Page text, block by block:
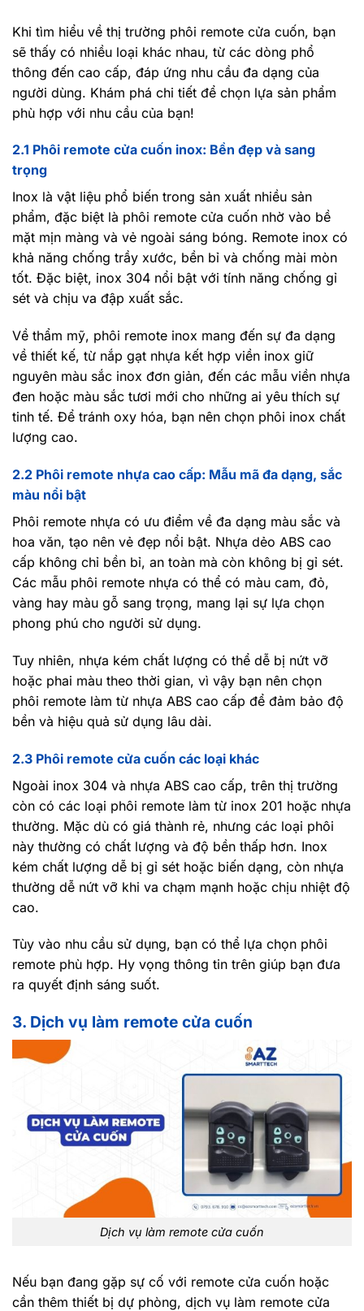
Khi tìm hiểu về thị trường phôi remote cửa cuốn, bạn
sẽ thấy có nhiều loại khác nhau, từ các dòng phổ
thông đến cao cấp, đáp ứng nhu cầu đa dạng của
người dùng. Khám phá chi tiết để chọn lựa sản phẩm
phù hợp với nhu cầu của bạn!
2.1 Phôi remote cửa cuốn inox: Bền đẹp và sang
trọng
Inox là vật liệu phổ biến trong sản xuất nhiều sản
phẩm, đặc biệt là phôi remote cửa cuốn nhờ vào bề
mặt mịn màng và vẻ ngoài sáng bóng. Remote inox có
khả năng chống trầy xước, bền bỉ và chống mài mòn
tốt. Đặc biệt, inox 304 nổi bật với tính năng chống gỉ
sét và chịu va đập xuất sắc.
Về thẩm mỹ, phôi remote inox mang đến sự đa dạng
về thiết kế, từ nắp gạt nhựa kết hợp viền inox giữ
nguyên màu sắc inox đơn giản, đến các mẫu viền nhựa
đen hoặc màu sắc tươi mới cho những ai yêu thích sự
tinh tế. Để tránh oxy hóa, bạn nên chọn phôi inox chất
lượng cao.
2.2 Phôi remote nhựa cao cấp: Mẫu mã đa dạng, sắc
màu nổi bật
Phôi remote nhựa có ưu điểm về đa dạng màu sắc và
hoa văn, tạo nên vẻ đẹp nổi bật. Nhựa dẻo ABS cao
cấp không chỉ bền bỉ, an toàn mà còn không bị gỉ sét.
Các mẫu phôi remote nhựa có thể có màu cam, đỏ,
vàng hay màu gỗ sang trọng, mang lại sự lựa chọn
phong phú cho người sử dụng.
Tuy nhiên, nhựa kém chất lượng có thể dễ bị nứt vỡ
hoặc phai màu theo thời gian, vì vậy bạn nên chọn
phôi remote làm từ nhựa ABS cao cấp để đảm bảo độ
bền và hiệu quả sử dụng lâu dài.
2.3 Phôi remote cửa cuốn các loại khác
Ngoài inox 304 và nhựa ABS cao cấp, trên thị trường
còn có các loại phôi remote làm từ inox 201 hoặc nhựa
thường. Mặc dù có giá thành rẻ, nhưng các loại phôi
này thường có chất lượng và độ bền thấp hơn. Inox
kém chất lượng dễ bị gỉ sét hoặc biến dạng, còn nhựa
thường dễ nứt vỡ khi va chạm mạnh hoặc chịu nhiệt độ
cao.
Tùy vào nhu cầu sử dụng, bạn có thể lựa chọn phôi
remote phù hợp. Hy vọng thông tin trên giúp bạn đưa
ra quyết định sáng suốt.
3. Dịch vụ làm remote cửa cuốn
Dịch vụ làm remote cửa cuốn
Nếu bạn đang gặp sự cố với remote cửa cuốn hoặc
cần thêm thiết bị dự phòng, dịch vụ làm remote cửa